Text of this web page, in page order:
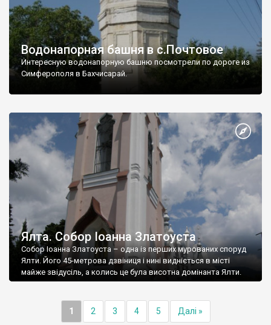
Водонапорная башня в с.Почтовое
Интересную водонапорную башню посмотрели по дороге из
Симферополя в Бахчисарай.
Ялта. Собор Іоанна Златоуста
Собор Іоанна Златоуста – одна із перших мурованих споруд
Ялти. Його 45-метрова дзвіниця і нині видніється в місті
майже звідусіль, а колись це була висотна домінанта Ялти.
1 2 3 4 5 Далі »